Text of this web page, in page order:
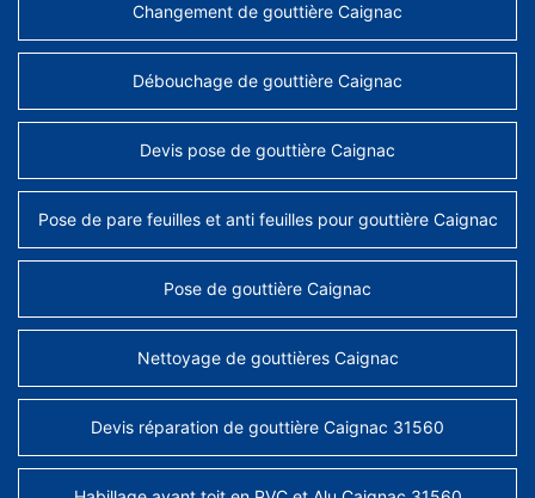
Changement de gouttière Caignac
Débouchage de gouttière Caignac
Devis pose de gouttière Caignac
Pose de pare feuilles et anti feuilles pour gouttière Caignac
Pose de gouttière Caignac
Nettoyage de gouttières Caignac
Devis réparation de gouttière Caignac 31560